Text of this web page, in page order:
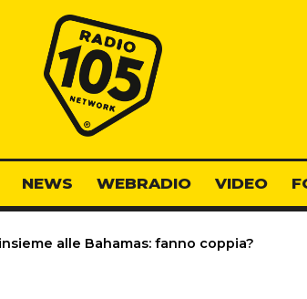
Radio 105
NEWS WEBRADIO VIDEO
alle Bahamas: fanno coppia?